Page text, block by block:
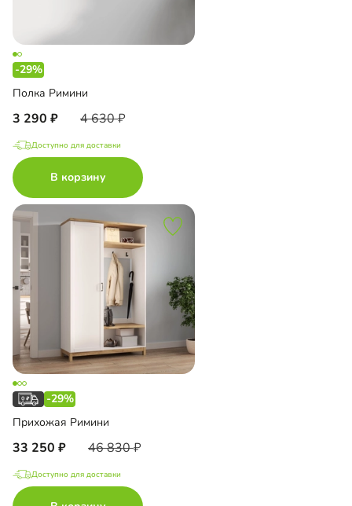
-29%
Полка Римини
3 290 4 630
Доступно для доставки
В корзину
-29%
Прихожая Римини
33 250 46 830
Доступно для доставки